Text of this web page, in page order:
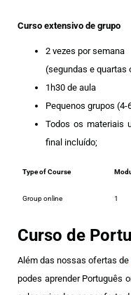
Curso extensivo de grupo
2 vezes por semana
(segundas e quartas
1h30 de aula
Pequenos grupos (4-
Todos os materiais
final incluído;
Type of Course
Group online 1
Curso de
Além das nossas ofertas de
podes aprender Português